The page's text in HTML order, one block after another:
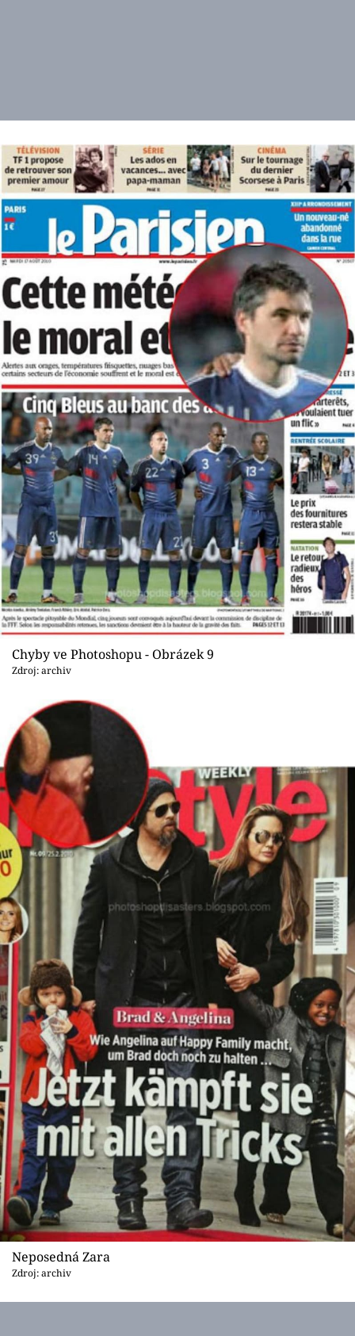
Chyby ve Photoshopu - Obrázek 9
Zdroj: archiv
Neposedná Zara
Zdroj: archiv